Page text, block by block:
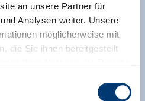
an unsere Partner für
Analysen weiter. Unsere
möglicherweise mit
die Sie ihnen bereitgestellt
Ihrer Nutzung der Dienste